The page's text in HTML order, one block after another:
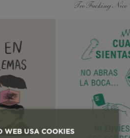
Too Fucking Nice
WEB USA COOKIES